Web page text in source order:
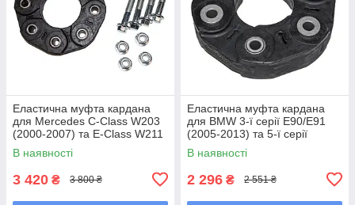
Еластична муфта кардана
для Mercedes C‑Class W203
(2000‑2007) та E‑Class W211
(2002‑2009),
OM 271;OM 642.910, 160 мм,
В наявності
3 420 ₴ 3 800 ₴
Еластична муфта кардана
для BMW 3‑ї серії E90/E91
(2005‑2013) та 5‑ї серії
E60/E61 (2001‑2013),
N52;N47;N55, 140 мм, 6
В наявності
2 296 ₴ 2 551 ₴